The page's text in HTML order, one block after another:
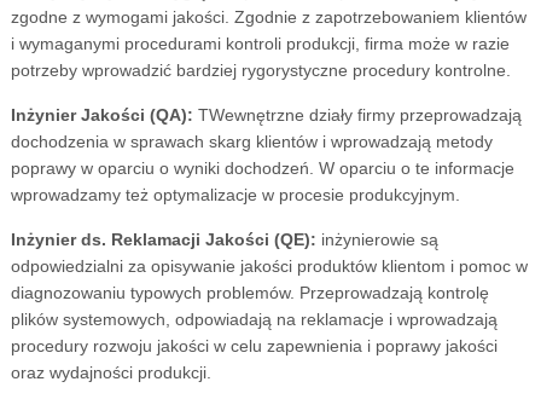
zgodne z wymogami jakości. Zgodnie z zapotrzebowaniem klientów
i wymaganymi procedurami kontroli produkcji, firma może w razie
potrzeby wprowadzić bardziej rygorystyczne procedury kontrolne.
Inżynier Jakości (QA): TWewnętrzne działy firmy przeprowadzają
dochodzenia w sprawach skarg klientów i wprowadzają metody
poprawy w oparciu o wyniki dochodzeń. W oparciu o te informacje
wprowadzamy też optymalizacje w procesie produkcyjnym.
Inżynier ds. Reklamacji Jakości (QE): inżynierowie są
odpowiedzialni za opisywanie jakości produktów klientom i pomoc w
diagnozowaniu typowych problemów. Przeprowadzają kontrolę
plików systemowych, odpowiadają na reklamacje i wprowadzają
procedury rozwoju jakości w celu zapewnienia i poprawy jakości
oraz wydajności produkcji.